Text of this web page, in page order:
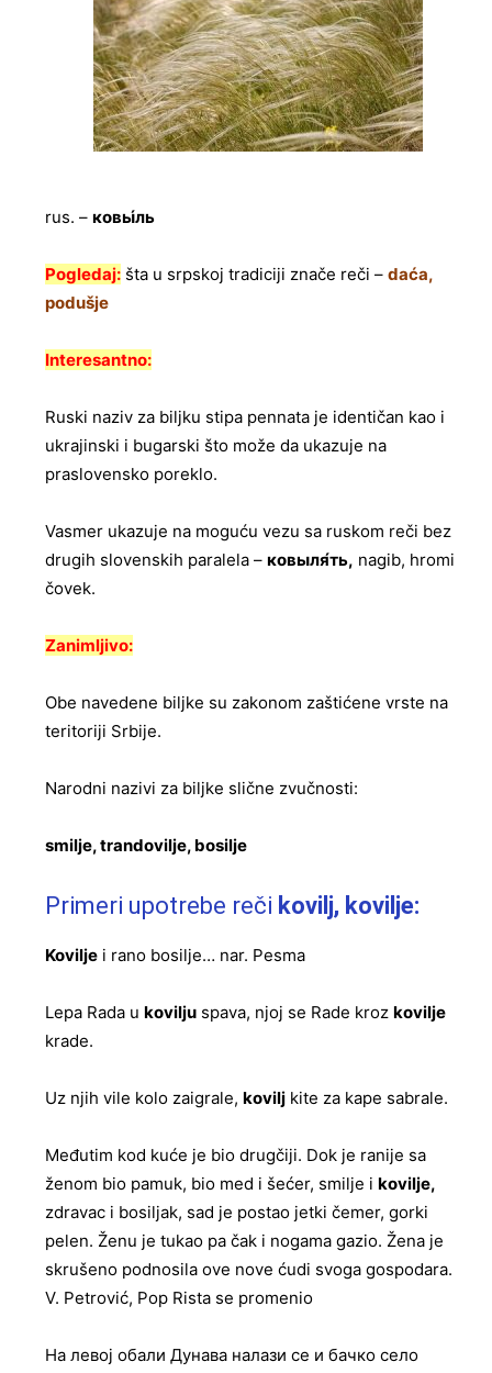
rus. – ковы́ль
Pogledaj: šta u srpskoj tradiciji znače reči – daća,
podušje
Interesantno:
Ruski naziv za biljku stipa pennata je identičan kao i
ukrajinski i bugarski što može da ukazuje na
praslovensko poreklo.
Vasmer ukazuje na moguću vezu sa ruskom reči bez
drugih slovenskih paralela – ковыля́ть, nagib, hromi
čovek.
Zanimljivo:
Obe navedene biljke su zakonom zaštićene vrste na
teritoriji Srbije.
Narodni nazivi za biljke slične zvučnosti:
smilje, trandovilje, bosilje
Primeri upotrebe reči kovilj, kovilje:
Kovilje i rano bosilje… nar. Pesma
Lepa Rada u kovilju spava, njoj se Rade kroz kovilje
krade.
Uz njih vile kolo zaigrale, kovilj kite za kape sabrale.
Međutim kod kuće je bio drugčiji. Dok je ranije sa
ženom bio pamuk, bio med i šećer, smilje i kovilje,
zdravac i bosiljak, sad je postao jetki čemer, gorki
pelen. Ženu je tukao pa čak i nogama gazio. Žena je
skrušeno podnosila ove nove ćudi svoga gospodara.
V. Petrović, Pop Rista se promenio
На левој обали Дунава налази се и бачко село